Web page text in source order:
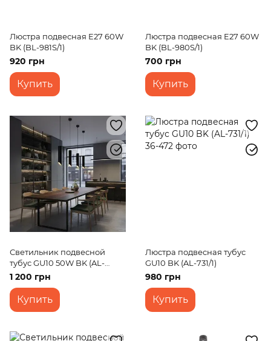
Люстра подвесная E27 60W
BK (BL-981S/1)
920 грн
Купить
Люстра подвесная E27 60W
BK (BL-980S/1)
700 грн
Купить
Светильник подвесной
тубус GU10 50W BK (AL-
700S/1)
1 200 грн
Купить
Люстра подвесная тубус
GU10 BK (AL-731/1)
980 грн
Купить